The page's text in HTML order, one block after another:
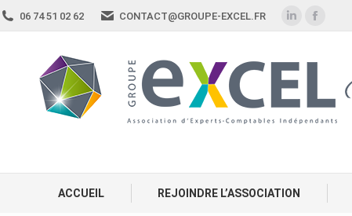
06 74 51 02 62 CONTACT@GROUPE-EXCEL.FR
ACCUEIL REJOINDRE L’ASSOCIATION